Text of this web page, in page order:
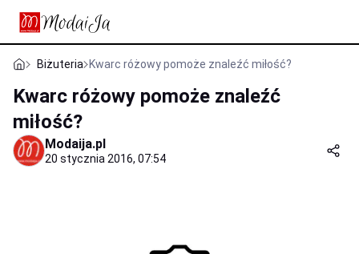
Biżuteria Kwarc różowy pomoże znaleźć miłość?
Kwarc różowy pomoże znaleźć
miłość?
Modaija.pl
20 stycznia 2016, 07:54